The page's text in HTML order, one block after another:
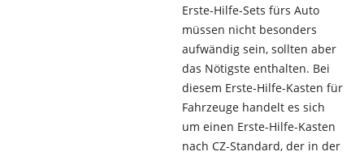
Erste-Hilfe-Sets fürs Auto
müssen nicht besonders
aufwändig sein, sollten aber
das Nötigste enthalten. Bei
diesem Erste-Hilfe-Kasten für
Fahrzeuge handelt es sich
um einen Erste-Hilfe-Kasten
nach CZ-Standard, der in der